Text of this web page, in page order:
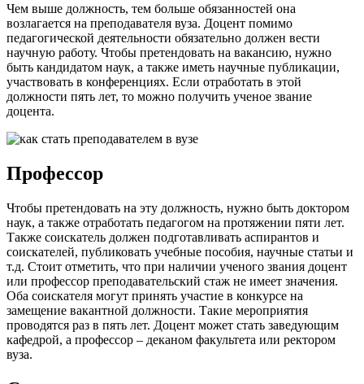
Чем выше должность, тем больше обязанностей она
возлагается на преподавателя вуза. Доцент помимо
педагогической деятельности обязательно должен вести
научную работу. Чтобы претендовать на вакансию, нужно
быть кандидатом наук, а также иметь научные публикации,
участвовать в конференциях. Если отработать в этой
должности пять лет, то можно получить ученое звание
доцента.
Профессор
Чтобы претендовать на эту должность, нужно быть доктором
наук, а также отработать педагогом на протяжении пяти лет.
Также соискатель должен подготавливать аспирантов и
соискателей, публиковать учебные пособия, научные статьи и
т.д. Стоит отметить, что при наличии ученого звания доцент
или профессор преподавательский стаж не имеет значения.
Оба соискателя могут принять участие в конкурсе на
замещение вакантной должности. Такие мероприятия
проводятся раз в пять лет. Доцент может стать заведующим
кафедрой, а профессор – деканом факультета или ректором
вуза.